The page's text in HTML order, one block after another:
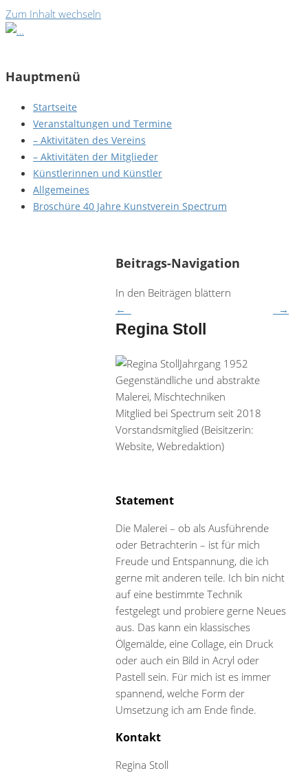
Zum Inhalt wechseln
Hauptmenü
Startseite
Veranstaltungen und Termine
– Aktivitäten des Vereins
– Aktivitäten der Mitglieder
Künstlerinnen und Künstler
Allgemeines
Broschüre 40 Jahre Kunstverein Spectrum
Beitrags-Navigation
In den Beiträgen blättern
→
←
Regina Stoll
Jahrgang 1952
Gegenständliche und abstrakte
Malerei, Mischtechniken
Mitglied bei Spectrum seit 2018
Vorstandsmitglied (Beisitzerin:
Website, Webredaktion)
Statement
Die Malerei – ob als Ausführende
oder Betrachterin – ist für mich
Freude und Entspannung, die ich
gerne mit anderen teile. Ich bin nicht
auf eine bestimmte Technik
festgelegt und probiere gerne Neues
aus. Das kann ein klassisches
Ölgemälde, eine Collage, ein Druck
oder auch ein Bild in Acryl oder
Pastell sein. Für mich ist es immer
spannend, welche Form der
Umsetzung ich am Ende finde.
Kontakt
Regina Stoll